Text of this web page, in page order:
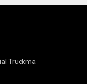
Truckma